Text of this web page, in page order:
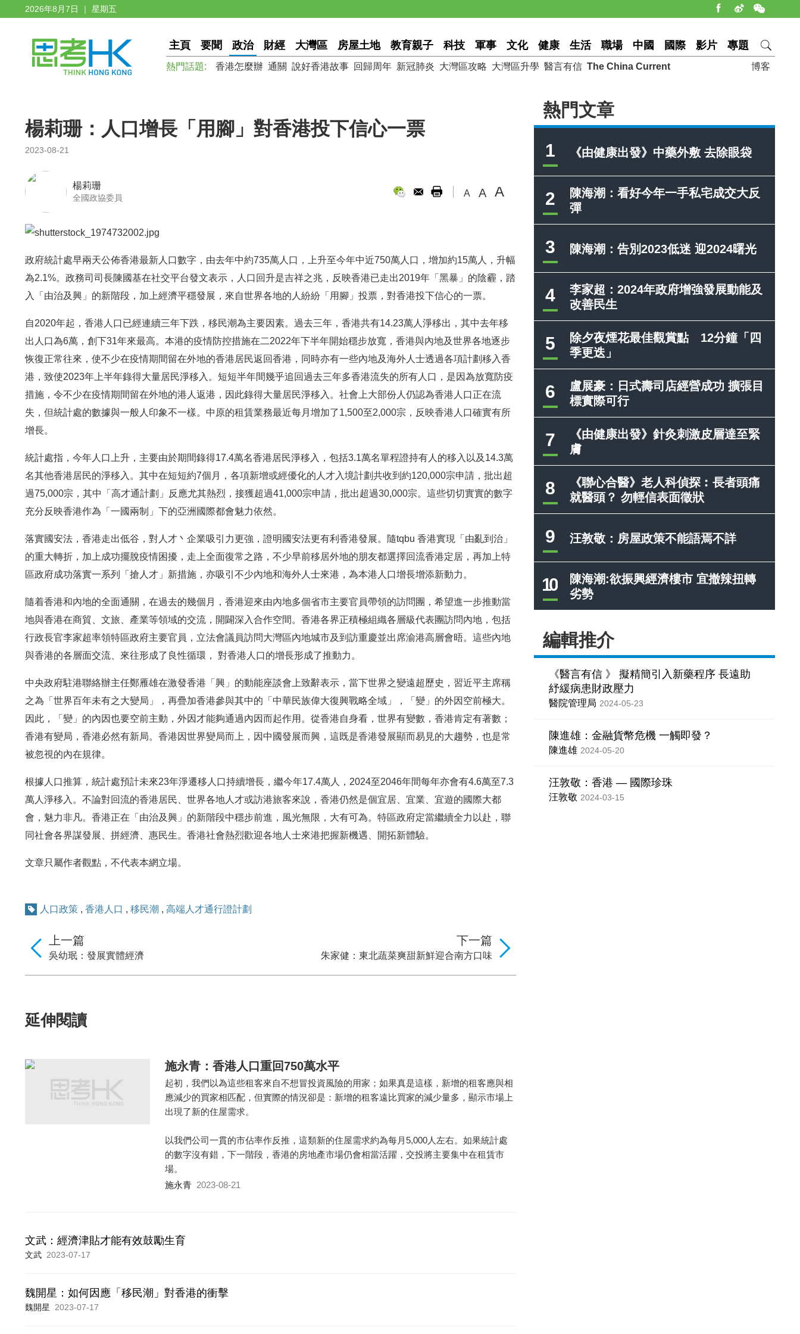
2026年8月7日 ｜ 星期五
主頁 要聞 政治 財經 大灣區 房屋土地 教育親子 科技 軍事 文化 健康 生活 職場 中國 國際 影片 專題
博客
熱門話題: 香港怎麼辦 通關 說好香港故事 回歸周年 新冠肺炎 大灣區攻略 大灣區升學 醫言有信 The China Current
熱門文章
1 《由健康出發》中藥外敷 去除眼袋
2
陳海潮：看好今年一手私宅成交大反
彈
3 陳海潮：告別2023低迷 迎2024曙光
4
李家超：2024年政府增強發展動能及
改善民生
5
除夕夜煙花最佳觀賞點 12分鐘「四
季更迭」
6
盧展豪：日式壽司店經營成功 擴張目
標實際可行
7
《由健康出發》針灸刺激皮層達至緊
膚
8
《聯心合醫》老人科偵探︰長者頭痛
就醫頭？ 勿輕信表面徵狀
9 汪敦敬：房屋政策不能語焉不詳
10
陳海潮:欲振興經濟樓市 宜撤辣扭轉
劣勢
編輯推介
《醫言有信 》 擬精簡引入新藥程序 長遠助
紓緩病患財政壓力
醫院管理局 2024-05-23
陳進雄：金融貨幣危機 一觸即發？
陳進雄 2024-05-20
汪敦敬：香港 — 國際珍珠
汪敦敬 2024-03-15
楊莉珊：人口增長「用腳」對香港投下信心一票
2023-08-21
楊莉珊
全國政協委員 A A A
政府統計處早兩天公佈香港最新人口數字，由去年中約735萬人口，上升至今年中近750萬人口，增加約15萬人，升幅
為2.1%。政務司司長陳國基在社交平台發文表示，人口回升是吉祥之兆，反映香港已走出2019年「黑暴」的陰霾，踏
入「由治及興」的新階段，加上經濟平穩發展，來自世界各地的人紛紛「用腳」投票，對香港投下信心的一票。
自2020年起，香港人口已經連續三年下跌，移民潮為主要因素。過去三年，香港共有14.23萬人淨移出，其中去年移
出人口為6萬，創下31年來最高。本港的疫情防控措施在二2022年下半年開始穩步放寬，香港與內地及世界各地逐步
恢復正常往來，使不少在疫情期間留在外地的香港居民返回香港，同時亦有一些內地及海外人士透過各項計劃移入香
港，致使2023年上半年錄得大量居民淨移入。短短半年間幾乎追回過去三年多香港流失的所有人口，是因為放寬防疫
措施，令不少在疫情期間留在外地的港人返港，因此錄得大量居民淨移入。社會上大部份人仍認為香港人口正在流
失，但統計處的數據與一般人印象不一樣。中原的租賃業務最近每月增加了1,500至2,000宗，反映香港人口確實有所
增長。
統計處指，今年人口上升，主要由於期間錄得17.4萬名香港居民淨移入，包括3.1萬名單程證持有人的移入以及14.3萬
名其他香港居民的淨移入。其中在短短約7個月，各項新增或經優化的人才入境計劃共收到約120,000宗申請，批出超
過75,000宗，其中「高才通計劃」反應尤其熱烈，接獲超過41,000宗申請，批出超過30,000宗。這些切切實實的數字
充分反映香港作為「一國兩制」下的亞洲國際都會魅力依然。
落實國安法，香港走出低谷，對人才丶企業吸引力更強，證明國安法更有利香港發展。隨tqbu 香港實現「由亂到治」
的重大轉折，加上成功擺脫疫情困擾，走上全面復常之路，不少早前移居外地的朋友都選擇回流香港定居，再加上特
區政府成功落實一系列「搶人才」新措施，亦吸引不少內地和海外人士來港，為本港人口增長增添新動力。
隨着香港和內地的全面通關，在過去的幾個月，香港迎來由內地多個省市主要官員帶領的訪問團，希望進一步推動當
地與香港在商貿、文旅、產業等領域的交流，開闢深入合作空間。香港各界正積極組織各層級代表團訪問內地，包括
行政長官李家超率領特區政府主要官員，立法會議員訪問大灣區內地城市及到訪重慶並出席渝港高層會晤。這些內地
與香港的各層面交流、來往形成了良性循環， 對香港人口的增長形成了推動力。
中央政府駐港聯絡辦主任鄭雁雄在激發香港「興」的動能座談會上致辭表示，當下世界之變遠超歷史，習近平主席稱
之為「世界百年未有之大變局」，再疊加香港參與其中的「中華民族偉大復興戰略全域」，「變」的外因空前極大。
因此，「變」的內因也要空前主動，外因才能夠通過內因而起作用。從香港自身看，世界有變數，香港肯定有著數；
香港有變局，香港必然有新局。香港因世界變局而上，因中國發展而興，這既是香港發展顯而易見的大趨勢，也是常
被忽視的內在規律。
根據人口推算，統計處預計未來23年淨遷移人口持續增長，繼今年17.4萬人，2024至2046年間每年亦會有4.6萬至7.3
萬人淨移入。不論對回流的香港居民、世界各地人才或訪港旅客來說，香港仍然是個宜居、宜業、宜遊的國際大都
會，魅力非凡。香港正在「由治及興」的新階段中穩步前進，風光無限，大有可為。特區政府定當繼續全力以赴，聯
同社會各界謀發展、拼經濟、惠民生。香港社會熱烈歡迎各地人士來港把握新機遇、開拓新體驗。
文章只屬作者觀點，不代表本網立場。
人口政策 , 香港人口 , 移民潮 , 高端人才通行證計劃
下一篇
朱家健：東北蔬菜爽甜新鮮迎合南方口味
上一篇
吳幼珉：發展實體經濟
延伸閱讀
施永青：香港人口重回750萬水平
起初，我們以為這些租客來自不想冒投資風險的用家；如果真是這樣，新增的租客應與相
應減少的買家相匹配，但實際的情況卻是：新增的租客遠比買家的減少量多，顯示市場上
出現了新的住屋需求。
以我們公司一貫的市佔率作反推，這類新的住屋需求約為每月5,000人左右。如果統計處
的數字沒有錯，下一階段，香港的房地產市場仍會相當活躍，交投將主要集中在租賃市
場。
施永青 2023-08-21
文武：經濟津貼才能有效鼓勵生育
文武 2023-07-17
魏開星：如何因應「移民潮」對香港的衝擊
魏開星 2023-07-17